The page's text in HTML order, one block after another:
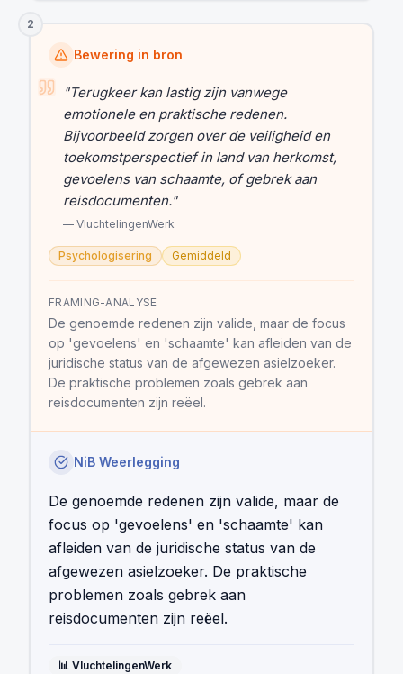
2
Bewering in bron
"Terugkeer kan lastig zijn vanwege
emotionele en praktische redenen.
Bijvoorbeeld zorgen over de veiligheid en
toekomstperspectief in land van herkomst,
gevoelens van schaamte, of gebrek aan
reisdocumenten."
— VluchtelingenWerk
Psychologisering Gemiddeld
FRAMING-ANALYSE
De genoemde redenen zijn valide, maar de focus
op 'gevoelens' en 'schaamte' kan afleiden van de
juridische status van de afgewezen asielzoeker.
De praktische problemen zoals gebrek aan
reisdocumenten zijn reëel.
NiB Weerlegging
De genoemde redenen zijn valide, maar de
focus op 'gevoelens' en 'schaamte' kan
afleiden van de juridische status van de
afgewezen asielzoeker. De praktische
problemen zoals gebrek aan
reisdocumenten zijn reëel.
📊 VluchtelingenWerk